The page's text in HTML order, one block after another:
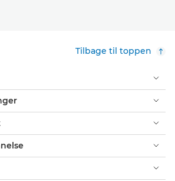
Tilbage til toppen